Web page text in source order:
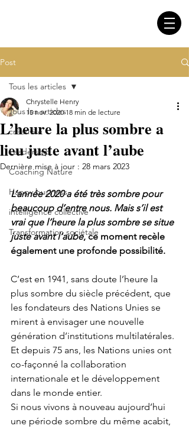
Post
Tous les articles
créativité
Leadership
Coaching Nature
Happy business
intelligence collective
Transformation sociétale
Tous les articles
L’heure la plus sombre a
lieu juste avant l’aube
Chrystelle Henry
15 nov. 2020 18 min de lecture
Dernière mise à jour : 28 mars 2023
L’année 2020 a été très sombre pour
beaucoup d’entre nous. Mais s’il est
vrai que l’heure la plus sombre se situe
juste avant l’aube, ce moment recèle
également une profonde possibilité.
C’est en 1941, sans doute l’heure la
plus sombre du siècle précédent, que
les fondateurs des Nations Unies se
mirent à envisager une nouvelle
génération d’institutions multilatérales.
Et depuis 75 ans, les Nations unies ont
co-façonné la collaboration
internationale et le développement
dans le monde entier.
Si nous vivons à nouveau aujourd’hui
une période sombre du même acabit,